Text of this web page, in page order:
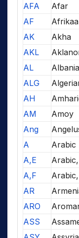
AFA
Afar
AF
AK
Akha
AKL
AL
ALG
AH
AM
Amoy
Ang
A
Arabic
A,E
A,F
AR
ARO
ASS